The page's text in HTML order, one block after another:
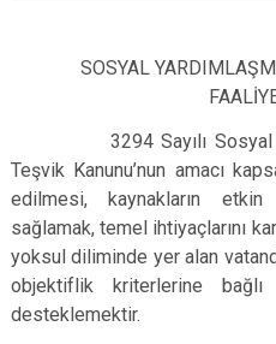
Burhaniye
Erdek
Gömeç
Gönen
SOSYAL YARDIMLAŞMA
3294 Sayılı Sosyal
Teşvik Kanunu’nun amacı
edilmesi, kaynakların etkin
sağlamak, temel ihtiyaçlarını
yoksul diliminde yer alan
objektiflik kriterlerine bağlı
desteklemektir.